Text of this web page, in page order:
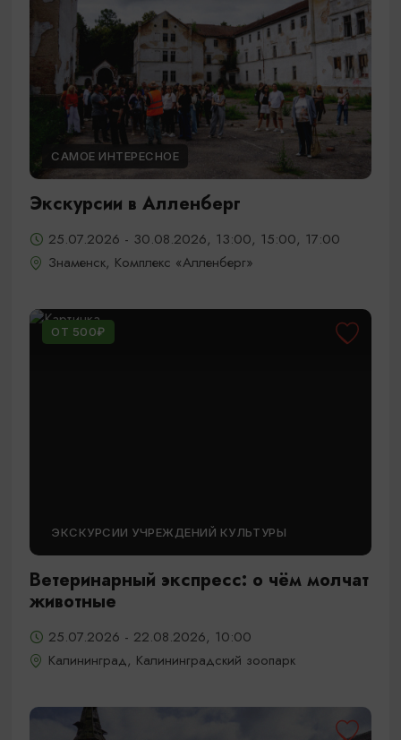
САМОЕ ИНТЕРЕСНОЕ
Экскурсии в Алленберг
25.07.2026 - 30.08.2026, 13:00, 15:00, 17:00
Знаменск, Комплекс «Алленберг»
ОТ 500₽
ЭКСКУРСИИ УЧРЕЖДЕНИЙ КУЛЬТУРЫ
Ветеринарный экспресс: о чём молчат
животные
25.07.2026 - 22.08.2026, 10:00
Калининград, Калининградский зоопарк